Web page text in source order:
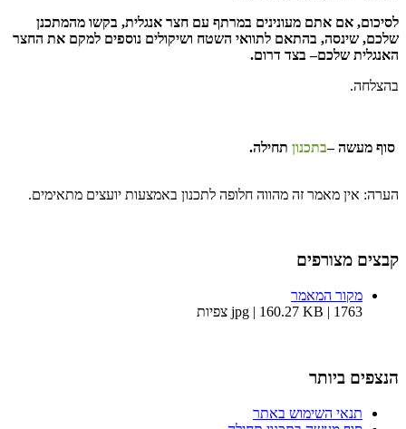
לסיכום, אם אתם מעונינים במרתף עם חצר אנגלית, בקשו מהמתכנן
שלכם, שינסה, בהתאם לתוואי השטח ושיקולים נוספים למקם את החצר
האנגלית שלכם– בצד דרום.
בהצלחה.
סוף מעשה –בתכנון תחילה.
הערה: אין מאמר זה מהווה חלופה לתכנון באמצעות יועצים מתאימים.
קבצים מצורפים
מקור המאמר
jpg | 160.27 KB | 1763 צפיות
הנצפים ביותר
תנאי השימוש באתר